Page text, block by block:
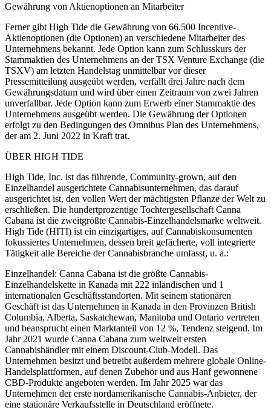
Gewährung von Aktienoptionen an Mitarbeiter
Ferner gibt High Tide die Gewährung von 66.500 Incentive-
Aktienoptionen (die Optionen) an verschiedene Mitarbeiter des
Unternehmens bekannt. Jede Option kann zum Schlusskurs der
Stammaktien des Unternehmens an der TSX Venture Exchange (die
TSXV) am letzten Handelstag unmittelbar vor dieser
Pressemitteilung ausgeübt werden, verfällt drei Jahre nach dem
Gewährungsdatum und wird über einen Zeitraum von zwei Jahren
unverfallbar. Jede Option kann zum Erwerb einer Stammaktie des
Unternehmens ausgeübt werden. Die Gewährung der Optionen
erfolgt zu den Bedingungen des Omnibus Plan des Unternehmens,
der am 2. Juni 2022 in Kraft trat.
ÜBER HIGH TIDE
High Tide, Inc. ist das führende, Community-grown, auf den
Einzelhandel ausgerichtete Cannabisunternehmen, das darauf
ausgerichtet ist, den vollen Wert der mächtigsten Pflanze der Welt zu
erschließen. Die hundertprozentige Tochtergesellschaft Canna
Cabana ist die zweitgrößte Cannabis-Einzelhandelsmarke weltweit.
High Tide (HITI) ist ein einzigartiges, auf Cannabiskonsumenten
fokussiertes Unternehmen, dessen breit gefächerte, voll integrierte
Tätigkeit alle Bereiche der Cannabisbranche umfasst, u. a.:
Einzelhandel: Canna Cabana ist die größte Cannabis-
Einzelhandelskette in Kanada mit 222 inländischen und 1
internationalen Geschäftsstandorten. Mit seinem stationären
Geschäft ist das Unternehmen in Kanada in den Provinzen British
Columbia, Alberta, Saskatchewan, Manitoba und Ontario vertreten
und beansprucht einen Marktanteil von 12 %, Tendenz steigend. Im
Jahr 2021 wurde Canna Cabana zum weltweit ersten
Cannabishändler mit einem Discount-Club-Modell. Das
Unternehmen besitzt und betreibt außerdem mehrere globale Online-
Handelsplattformen, auf denen Zubehör und aus Hanf gewonnene
CBD-Produkte angeboten werden. Im Jahr 2025 war das
Unternehmen der erste nordamerikanische Cannabis-Anbieter, der
eine stationäre Verkaufsstelle in Deutschland eröffnete.